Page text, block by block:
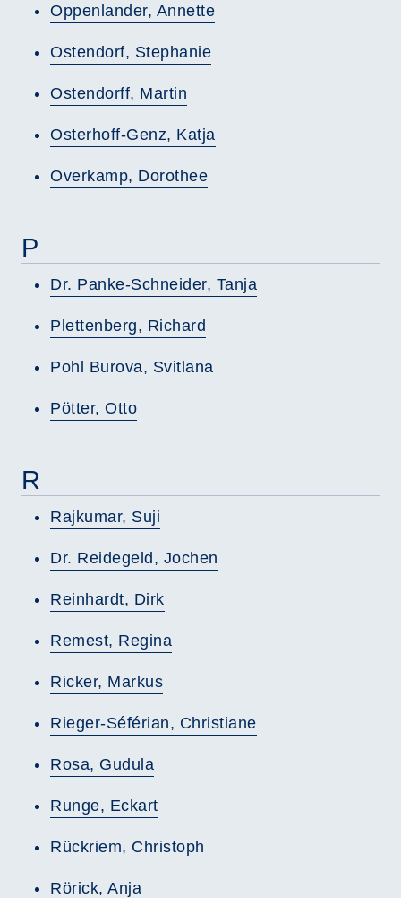
Oppenlander, Annette
Ostendorf, Stephanie
Ostendorff, Martin
Osterhoff-Genz, Katja
Overkamp, Dorothee
P
Dr. Panke-Schneider, Tanja
Plettenberg, Richard
Pohl Burova, Svitlana
Pötter, Otto
R
Rajkumar, Suji
Dr. Reidegeld, Jochen
Reinhardt, Dirk
Remest, Regina
Ricker, Markus
Rieger-Séférian, Christiane
Rosa, Gudula
Runge, Eckart
Rückriem, Christoph
Rörick, Anja